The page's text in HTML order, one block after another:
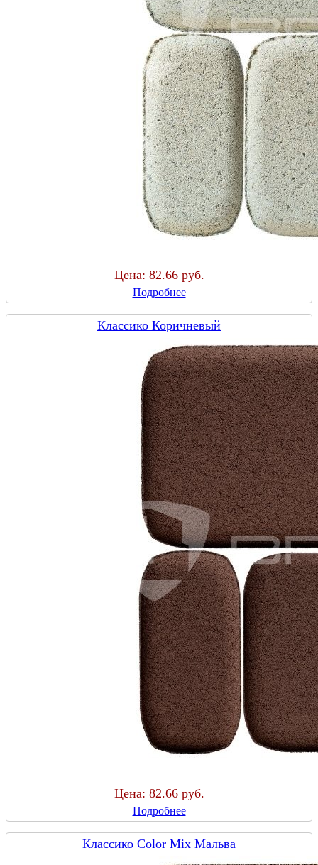
Цена: 82.66 руб.
Подробнее
Классико Коричневый
Цена: 82.66 руб.
Подробнее
Классико Color Mix Мальва